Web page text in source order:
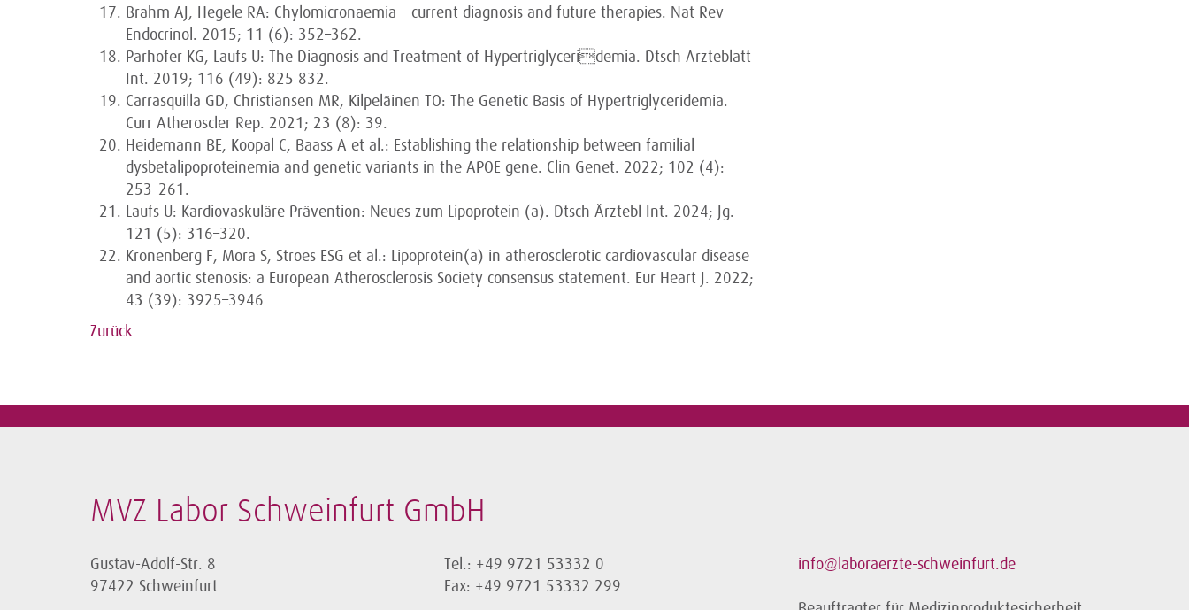
Brahm AJ, Hegele RA: Chylomicronaemia – current diagnosis and future therapies. Nat Rev
Endocrinol. 2015; 11 (6): 352–362.
Parhofer KG, Laufs U: The Diagnosis and Treatment of Hypertriglyceridemia. Dtsch Arzteblatt
Int. 2019; 116 (49): 825 832.
Carrasquilla GD, Christiansen MR, Kilpeläinen TO: The Genetic Basis of Hypertriglyceridemia.
Curr Atheroscler Rep. 2021; 23 (8): 39.
Heidemann BE, Koopal C, Baass A et al.: Establishing the relationship between familial
dysbetalipoproteinemia and genetic variants in the APOE gene. Clin Genet. 2022; 102 (4):
253–261.
Laufs U: Kardiovaskuläre Prävention: Neues zum Lipoprotein (a). Dtsch Ärztebl Int. 2024; Jg.
121 (5): 316–320.
Kronenberg F, Mora S, Stroes ESG et al.: Lipoprotein(a) in atherosclerotic cardiovascular disease
and aortic stenosis: a European Atherosclerosis Society consensus statement. Eur Heart J. 2022;
43 (39): 3925–3946
Zurück
MVZ Labor Schweinfurt GmbH
Gustav-Adolf-Str. 8
97422 Schweinfurt
Tel.: +49 9721 53332 0
Fax: +49 9721 53332 299
info@laboraerzte-schweinfurt.de